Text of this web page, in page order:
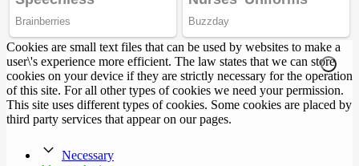
Cookies are small text files that can be used by websites to make a
user\'s experience more efficient. The law states that we can store
cookies on your device if they are strictly necessary for the operation
of this site. For all other types of cookies we need your permission.
This site uses different types of cookies. Some cookies are placed by
third party services that appear on our pages.
Necessary